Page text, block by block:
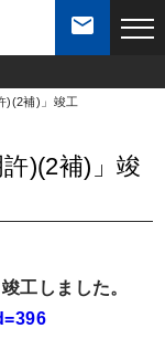
mail
会社案内
私達の強み
業務案内
施工実績
)(2補)」竣工
)(2補)」竣
工しました。